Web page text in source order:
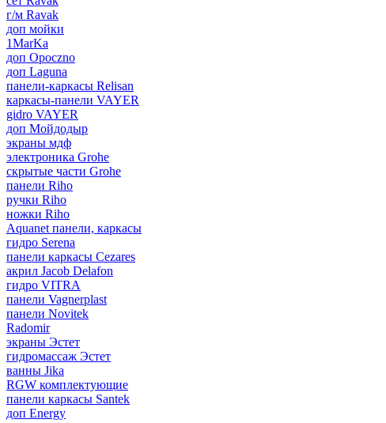
г/м Ravak
доп мойки
1MarKa
доп Opoczno
доп Laguna
панели-каркасы Relisan
каркасы-панели VAYER
gidro VAYER
доп Мойдодыр
экраны мдф
электроника Grohe
скрытые части Grohe
панели Riho
ручки Riho
ножки Riho
Aquanet панели, каркасы
гидро Serena
панели каркасы Cezares
акрил Jacob Delafon
гидро VITRA
панели Vagnerplast
панели Novitek
Radomir
экраны Эстет
гидромассаж Эстет
ванны Jika
RGW комплектующие
панели каркасы Santek
доп Energy